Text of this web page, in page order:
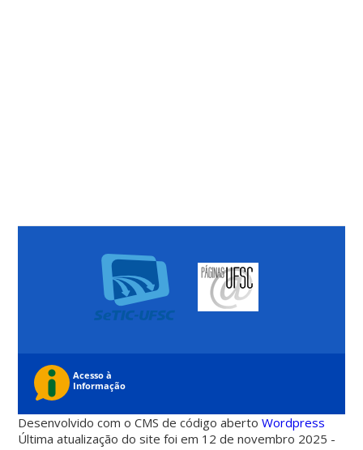
Desenvolvido com o CMS de código abertoWordpress
Última atualização do site foi em 12 de novembro 2025 -